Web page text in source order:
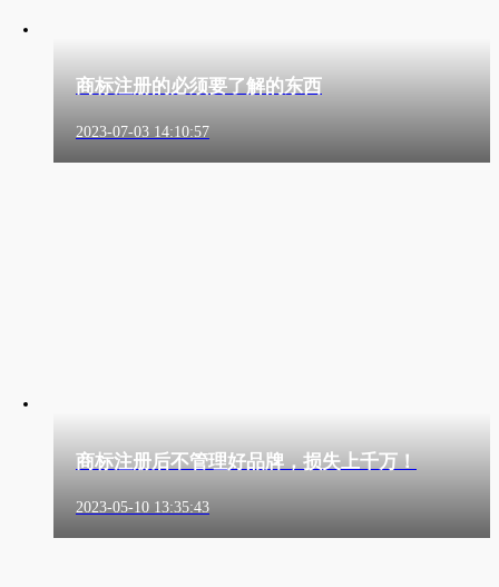
商标注册的必须要了解的东西
2023-07-03 14:10:57
商标注册后不管理好品牌，损失上千万！
2023-05-10 13:35:43